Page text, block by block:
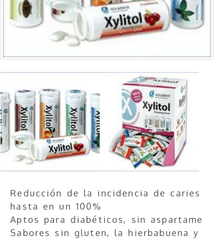
Reducción de la incidencia de caries
hasta en un 100%
Aptos para diabéticos, sin aspartame
Sabores sin gluten, la hierbabuena y